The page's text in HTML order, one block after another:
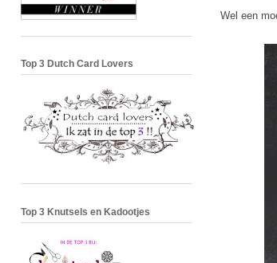
Wel een
Top 3 Dutch Card Lovers
Top 3 Knutsels en Kadootjes